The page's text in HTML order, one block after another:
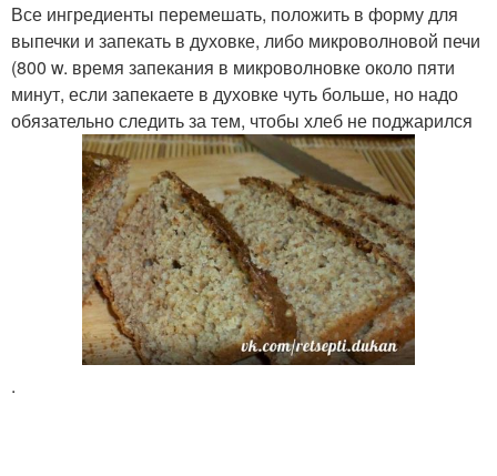
Все ингредиенты перемешать, положить в форму для
выпечки и запекать в духовке, либо микроволновой печи
(800 w. время запекания в микроволновке около пяти
минут, если запекаете в духовке чуть больше, но надо
обязательно следить за тем, чтобы хлеб не поджарился
.